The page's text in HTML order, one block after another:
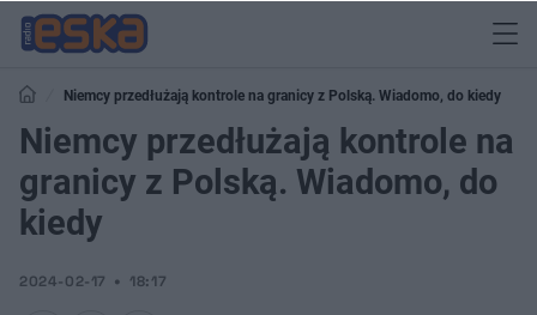
Niemcy przedłużają kontrole na granicy z Polską. Wiadomo, do kiedy
Niemcy przedłużają kontrole na
granicy z Polską. Wiadomo, do
kiedy
2024-02-17 18:17